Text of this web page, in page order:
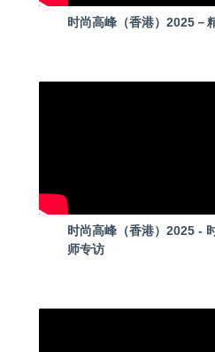
时尚高峰（香港）2025－
时尚高峰（香港）2025 -
师专访